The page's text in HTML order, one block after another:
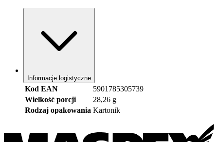
Informacje logistyczne
Kod EAN
5901785305739
Wielkość porcji
28,26 g
Rodzaj opakowania Kartonik